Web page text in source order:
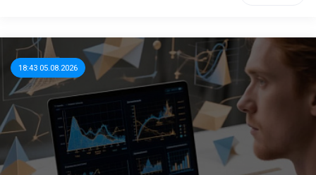
18:43 05.08.2026